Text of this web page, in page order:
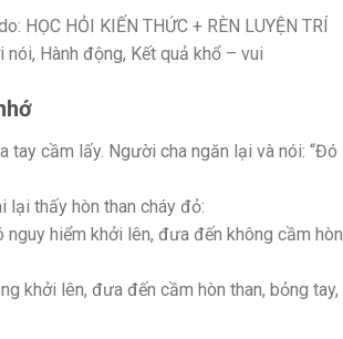
HỌC HỎI KIẾN THỨC + RÈN LUYỆN TRÍ
nói, Hành động, Kết quả khổ – vui
cầm lấy. Người cha ngăn lại và nói: “Đó
lại thấy hòn than cháy đỏ:
hiểm khởi lên, đưa đến không cầm hòn
khởi lên, đưa đến cầm hòn than, bỏng tay,